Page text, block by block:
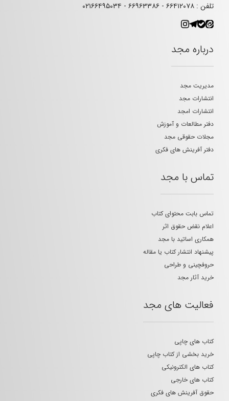
تلفن : ۶۶۴۱۲۰۷۸ - ۶۶۹۶۳۳۸۶ - ۰۲۱۶۶۴۹۵۰۳۴
درباره مجد
مدیریت مجد
انتشارات مجد
انتشارات امجد
دفتر مطالعات و آموزش
مجلات حقوقی مجد
دفتر آفرینش های فکری
تماس با مجد
تماس بابت محتوای کتاب
اعلام نقض حقوق اثر
همکاری اساتید با مجد
پیشنهاد انتشار کتاب یا مقاله
حروفچینی و طراحی
خرید آثار مجد
فعالیت های مجد
کتاب های چاپی
خرید بخشی از کتاب چاپی
کتاب های الکترونیکی
کتاب های خارجی
حقوق آفرینش های فکری